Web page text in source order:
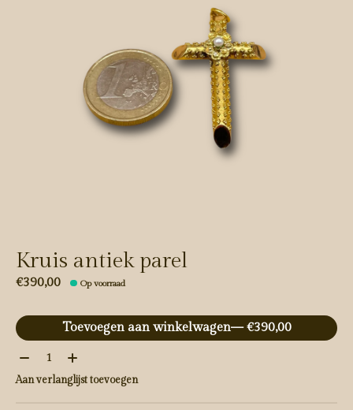
Kruis antiek parel
€390,00 Op voorraad
Toevoegen aan winkelwagen
— €390,00
Aantal:
Aan verlanglijst toevoegen